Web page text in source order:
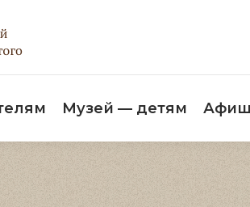
Музей — детям